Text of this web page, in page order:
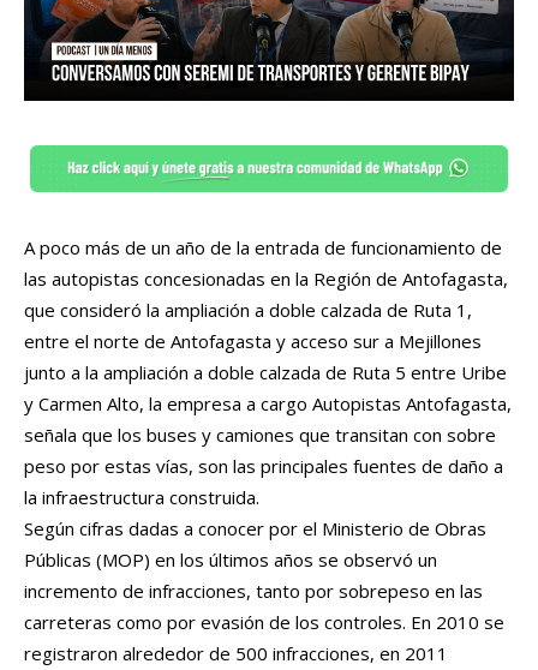
A poco más de un año de la entrada de funcionamiento de
las autopistas concesionadas en la Región de Antofagasta,
que consideró la ampliación a doble calzada de Ruta 1,
entre el norte de Antofagasta y acceso sur a Mejillones
junto a la ampliación a doble calzada de Ruta 5 entre Uribe
y Carmen Alto, la empresa a cargo Autopistas Antofagasta,
señala que los buses y camiones que transitan con sobre
peso por estas vías, son las principales fuentes de daño a
la infraestructura construida.
Según cifras dadas a conocer por el Ministerio de Obras
Públicas (MOP) en los últimos años se observó un
incremento de infracciones, tanto por sobrepeso en las
carreteras como por evasión de los controles. En 2010 se
registraron alrededor de 500 infracciones, en 2011